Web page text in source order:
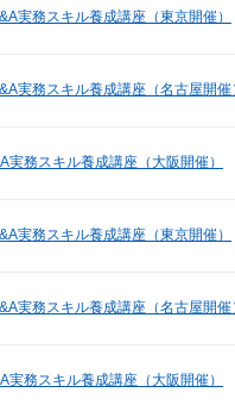
実務スキル養成講座（東京開催）
実務スキル養成講座（名古屋開催
務スキル養成講座（大阪開催）
実務スキル養成講座（東京開催）
実務スキル養成講座（名古屋開催
務スキル養成講座（大阪開催）